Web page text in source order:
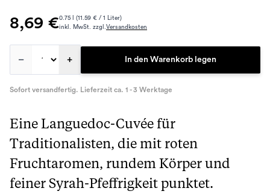
8,69 €0.75 l (11.59 € / 1 Liter)
inkl. MwSt. zzgl.Versandkosten
– + In den Warenkorb legen
Sofort versandfertig. Lieferzeit ca. 1 - 3 Werktage
Eine Languedoc-Cuvée für
Traditionalisten, die mit roten
Fruchtaromen, rundem Körper und
feiner Syrah-Pfeffrigkeit punktet.